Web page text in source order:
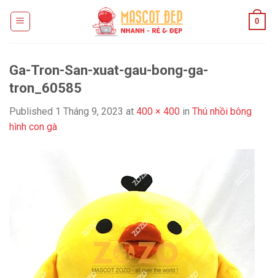
0
Ga-Tron-San-xuat-gau-bong-ga-
tron_60585
Published 1 Tháng 9, 2023 at 400 × 400 in Thú nhồi bông
hình con gà